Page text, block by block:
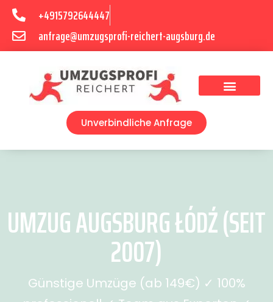
+4915792644447
anfrage@umzugsprofi-reichert-augsburg.de
Unverbindliche Anfrage
UMZUG AUGSBURG ŁÓDŹ (SEIT
2007)
Günstige Umzüge (ab 149€) ✓ 100%